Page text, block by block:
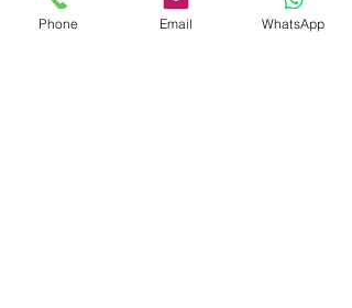
Phone Email WhatsApp